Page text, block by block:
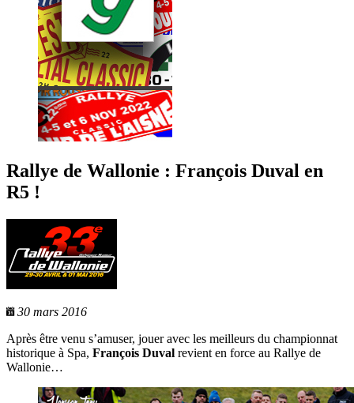
Rallye de Wallonie : François Duval en
R5 !
30 mars 2016
Après être venu s’amuser, jouer avec les meilleurs du championnat
historique à Spa, François Duval revient en force au Rallye de
Wallonie…